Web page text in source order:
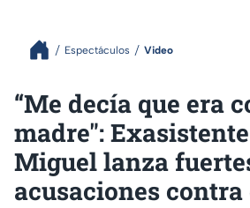
Espectáculos Video
“Me decía que era
madre":
Miguel lanza
acusaciones